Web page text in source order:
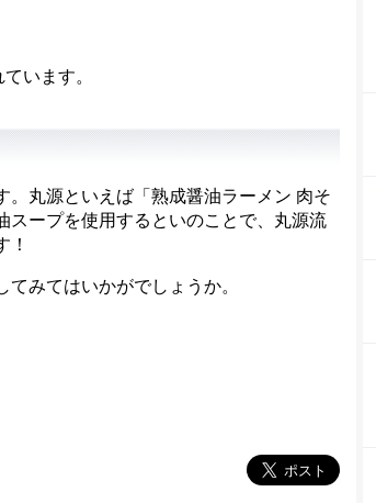
います。
丸源といえば「熟成醤油ラーメン 肉そ
スープを使用するといのことで、丸源流
！
みてはいかがでしょうか。